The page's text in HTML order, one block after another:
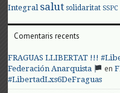
Integral salut solidaritat SSPC
Comentaris recents
FRAGUAS LLIBERTAT !!!
Federación Anarquista
en
#LibertadLxs6DeFraguas